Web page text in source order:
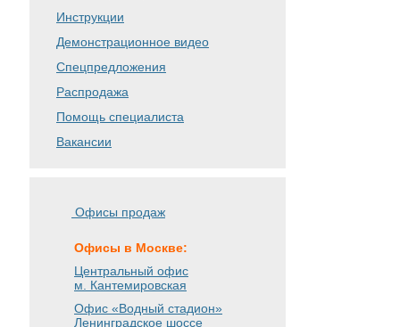
Инструкции
Демонстрационное видео
Спецпредложения
Распродажа
Помощь специалиста
Вакансии
Офисы продаж
Офисы в Москве:
Центральный офис
м. Кантемировская
Офис «Водный стадион»
Ленинградское шоссе